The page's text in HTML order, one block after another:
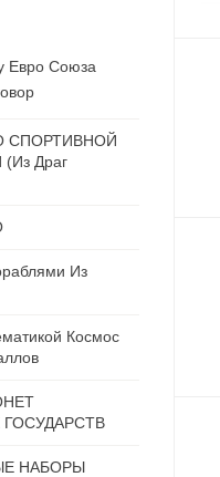
Евро Союза
СПОРТИВНОЙ
Драг
Из
Космос
НАБОРЫ